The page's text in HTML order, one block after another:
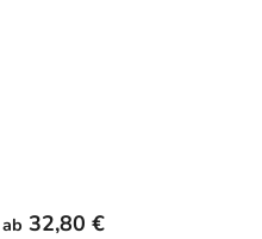
ab 32,80 €